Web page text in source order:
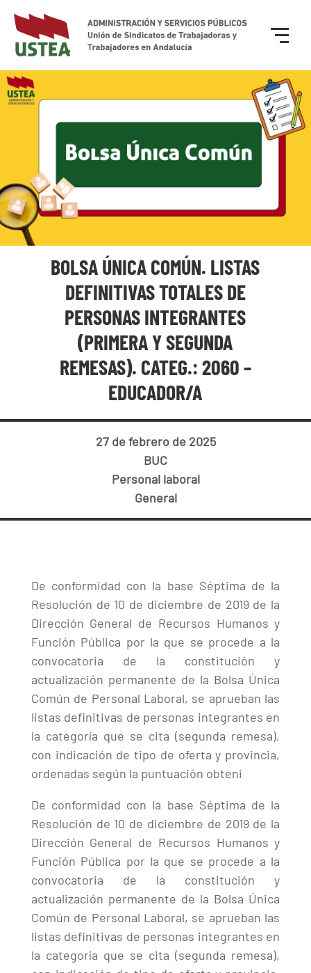
BOLSA ÚNICA COMÚN. LISTAS
DEFINITIVAS TOTALES DE
PERSONAS INTEGRANTES
(PRIMERA Y SEGUNDA
REMESAS). CATEG.: 2060 –
EDUCADOR/A
27 de febrero de 2025
BUC
Personal laboral
General
De conformidad con la base Séptima de la
Resolución de 10 de diciembre de 2019 de la
Dirección General de Recursos Humanos y
Función Pública por la que se procede a la
convocatoria de la constitución y
actualización permanente de la Bolsa Única
Común de Personal Laboral, se aprueban las
listas definitivas de personas integrantes en
la categoría que se cita (segunda remesa),
con indicación de tipo de oferta y provincia,
ordenadas según la puntuación obteni
De conformidad con la base Séptima de la
Resolución de 10 de diciembre de 2019 de la
Dirección General de Recursos Humanos y
Función Pública por la que se procede a la
convocatoria de la constitución y
actualización permanente de la Bolsa Única
Común de Personal Laboral, se aprueban las
listas definitivas de personas integrantes en
la categoría que se cita (segunda remesa),